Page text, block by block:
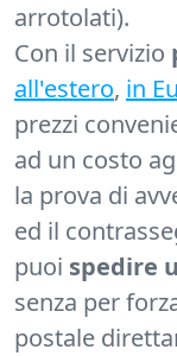
arrotolati).
Con il servizio
all'estero, in
prezzi
ad un costo
la prova di
ed il
puoi spedire
senza per
postale